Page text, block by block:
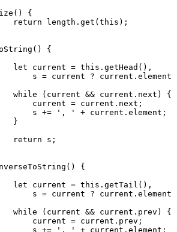
( ) {
return length. get ( this );
( ) {
let current = this . getHead (),
s = current ? current.
element
while (current && current. next ) {
current = current.
next ;
s +=
', ' + current. element ;
}
return s;
( ) {
let current = this . getTail (),
s = current ? current.
element
while (current && current. prev ) {
current = current.
prev ;
s +=
', ' + current. element ;